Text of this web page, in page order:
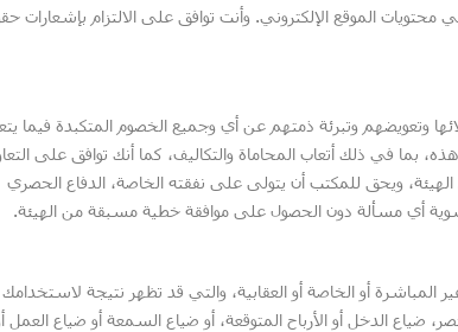
محتويات الموقع الإلكتروني. وأنت توافق على الالتزام بإشعارات
وتعويضهم وتبرئة ذمتهم عن أي وجميع الخصوم المتكبدة فيما
بما في ذلك أتعاب المحاماة والتكاليف، كما أنك توافق على
ويحق للمكتب أن يتولى على نفقته الخاصة، الدفاع الحصري
أي مسألة دون الحصول على موافقة خطية مسبقة من الهيئة.
المباشرة أو الخاصة أو العقابية، والتي قد تظهر نتيجة لاستخدامك
الدخل أو الأرباح المتوقعة، أو ضياع السمعة أو ضياع العمل